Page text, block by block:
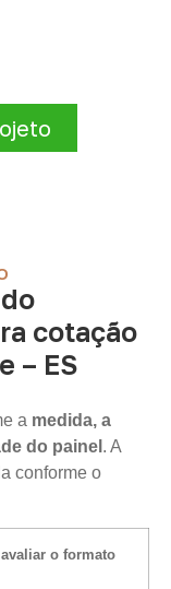
cotação
– ES
a medida, a
do painel . A
conforme o
o formato